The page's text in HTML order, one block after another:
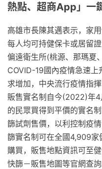
熱點、超商App」一
高雄市長陳其邁表示，家
每人均可持健保卡或居留
偏遠衛生所(桃源、那瑪夏
COVID-19國內疫情急速
求增加，中央流行疫情指
販售實名制自今(2022)年
的民眾買得到平價的實名
篩試劑售價，以利控制疫
篩實名制可在全國4,909
購買，販售地點資訊可至
快篩－販售地圖等官網查